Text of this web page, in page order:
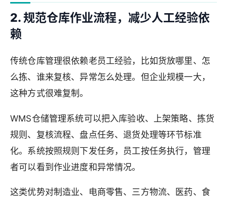
2. 规范仓库作业流程，减少人工经验依
赖
传统仓库管理很依赖老员工经验，比如货放哪里、怎
么拣、谁来复核、异常怎么处理。但企业规模一大，
这种方式很难复制。
WMS仓储管理系统可以把入库验收、上架策略、拣货
规则、复核流程、盘点任务、退货处理等环节标准
化。系统按照规则下发任务，员工按任务执行，管理
者可以看到作业进度和异常情况。
这类优势对制造业、电商零售、三方物流、医药、食